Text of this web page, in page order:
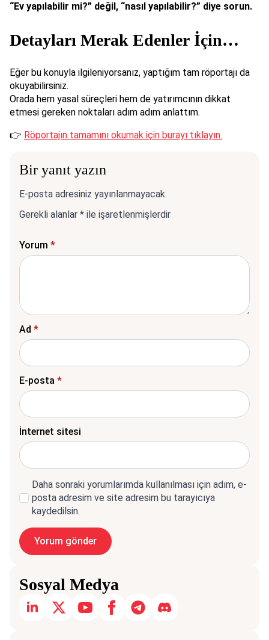
“Ev yapılabilir mi?” değil, “nasıl yapılabilir?” diye sorun.
Detayları Merak Edenler İçin…
Eğer bu konuyla ilgileniyorsanız, yaptığım tam röportajı da
okuyabilirsiniz.
Orada hem yasal süreçleri hem de yatırımcının dikkat
etmesi gereken noktaları adım adım anlattım.
👉 Röportajın tamamını okumak için burayı tıklayın.
Bir yanıt yazın
E-posta adresiniz yayınlanmayacak.
Gerekli alanlar * ile işaretlenmişlerdir
Yorum *
Ad *
E-posta *
İnternet sitesi
Daha sonraki yorumlarımda kullanılması için adım, e-
posta adresim ve site adresim bu tarayıcıya
kaydedilsin.
Sosyal Medya